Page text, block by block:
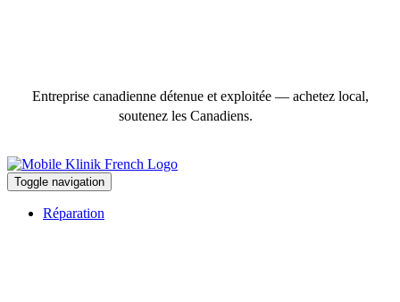
Entreprise canadienne détenue et exploitée — achetez local,
soutenez les Canadiens.
Toggle navigation
Réparation